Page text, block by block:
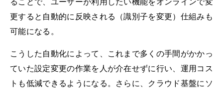
更すると自動的に反映される（識別子を変更）仕組みも
可能になる。
こうした自動化によって、これまで多くの手間がかかっ
ていた設定変更の作業を人が介在せずに行い、運用コス
トも低減できるようになる。さらに、クラウド基盤にソ